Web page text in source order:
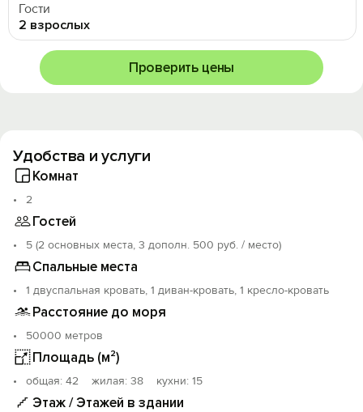
Гости
2 взрослых
Проверить цены
Удобства и услуги
Комнат
2
Гостей
5 (2 основных места, 3 дополн. 500 руб. / место)
Спальные места
1 двуспальная кровать, 1 диван-кровать, 1 кресло-кровать
Расстояние до моря
50000 метров
Площадь (м²)
oбщая: 42 жилая: 38 кухни: 15
Этаж / Этажей в здании